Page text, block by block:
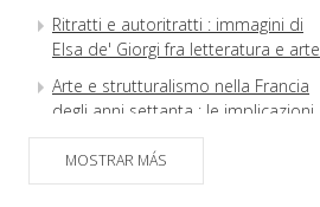
Ritratti e autoritratti : immagini di
Elsa de' Giorgi fra letteratura e arte
Arte e strutturalismo nella Francia
degli anni settanta : le implicazioni
linguistiche nella pittura di Louis
Cane
MOSTRAR MÁS